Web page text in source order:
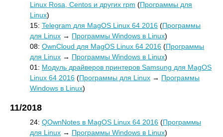
Linux Rosa, Centos и других rpm (Программы для
Linux)
15: Telegram для MagOS Linux 64 2016 (Программы
для Linux → Программы Windows в Linux)
08: OwnCloud для MagOS Linux 64 2016 (Программы
для Linux → Программы Windows в Linux)
01: Модуль драйверов принтеров Samsung для MagOS
Linux 64 2016 (Программы для Linux → Программы
Windows в Linux)
11/2018
24: QOwnNotes в MagOS Linux 64 2016 (Программы
для Linux → Программы Windows в Linux)